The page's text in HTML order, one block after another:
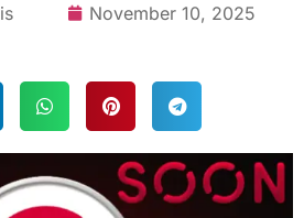
November 10, 2025